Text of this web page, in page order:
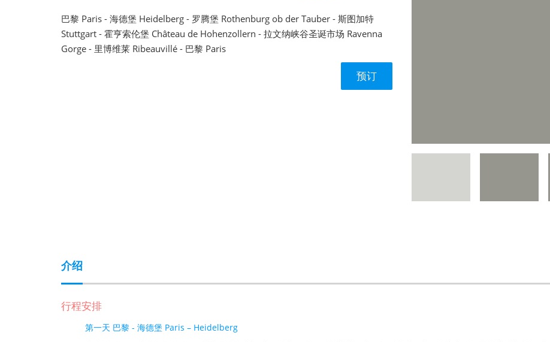
巴黎 Paris - 海德堡 Heidelberg - 罗腾堡 Rothenburg ob der Tauber - 斯图加特
Stuttgart - 霍亨索伦堡 Château de Hohenzollern - 拉文纳峡谷圣诞市场 Ravenna
Gorge - 里博维莱 Ribeauvillé - 巴黎 Paris
介绍
行程安排
第一天 巴黎 - 海德堡 Paris – Heidelberg